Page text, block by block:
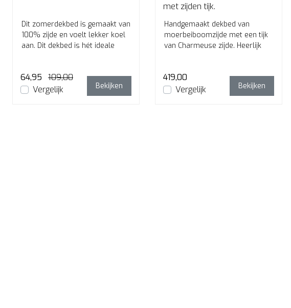
Dit zomerdekbed is gemaakt van
100% zijde en voelt lekker koel
aan. Dit dekbed is hét ideale
64,95
109,00
Vergelijk
Bekijken
met zijden tijk.
Handgemaakt dekbed van
moerbeiboomzijde met een tijk
van Charmeuse zijde. Heerlijk
419,00
Vergelijk
Bekijken